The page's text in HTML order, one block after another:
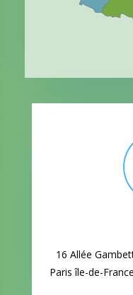
16 Allée
Paris île-de-